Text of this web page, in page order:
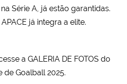
Série A, já estão garantidas.
já integra a elite.
a GALERIA DE FOTOS do
de Goalball 2025.